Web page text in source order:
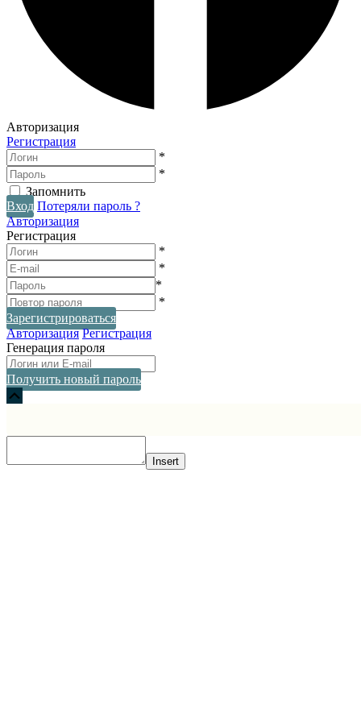
Авторизация
Регистрация
*
*
Запомнить
Вход Потеряли пароль ?
Авторизация
Регистрация
*
*
*
*
Зарегистрироваться
Авторизация Регистрация
Генерация пароля
Получить новый пароль
Прокрутка
Insert